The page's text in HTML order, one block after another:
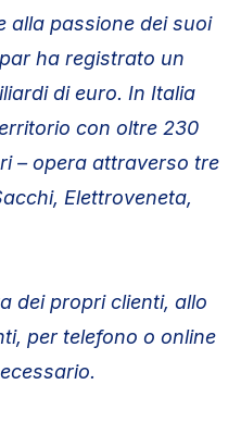
alla passione dei suoi
ha registrato un
di euro. In Italia
con oltre 230
– opera attraverso tre
Elettroveneta,
dei propri clienti, allo
per telefono o online